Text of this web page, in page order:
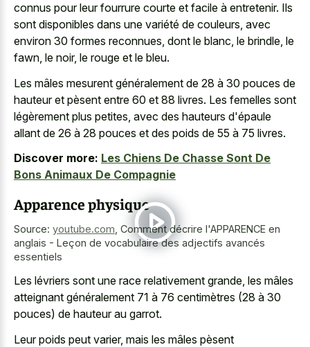
connus pour leur fourrure courte et facile à entretenir. Ils
sont disponibles dans une variété de couleurs, avec
environ 30 formes reconnues, dont le blanc, le brindle, le
fawn, le noir, le rouge et le bleu.
Les mâles mesurent généralement de 28 à 30 pouces de
hauteur et pèsent entre 60 et 88 livres. Les femelles sont
légèrement plus petites, avec des hauteurs d'épaule
allant de 26 à 28 pouces et des poids de 55 à 75 livres.
Discover more: Les Chiens De Chasse Sont De
Bons Animaux De Compagnie
Apparence physique
Source: youtube.com Comment décrire l'APPARENCE en
anglais - Leçon de vocabulaire des adjectifs avancés
essentiels
Les lévriers sont une race relativement grande, les mâles
atteignant généralement 71 à 76 centimètres (28 à 30
pouces) de hauteur au garrot.
Leur poids peut varier, mais les mâles pèsent